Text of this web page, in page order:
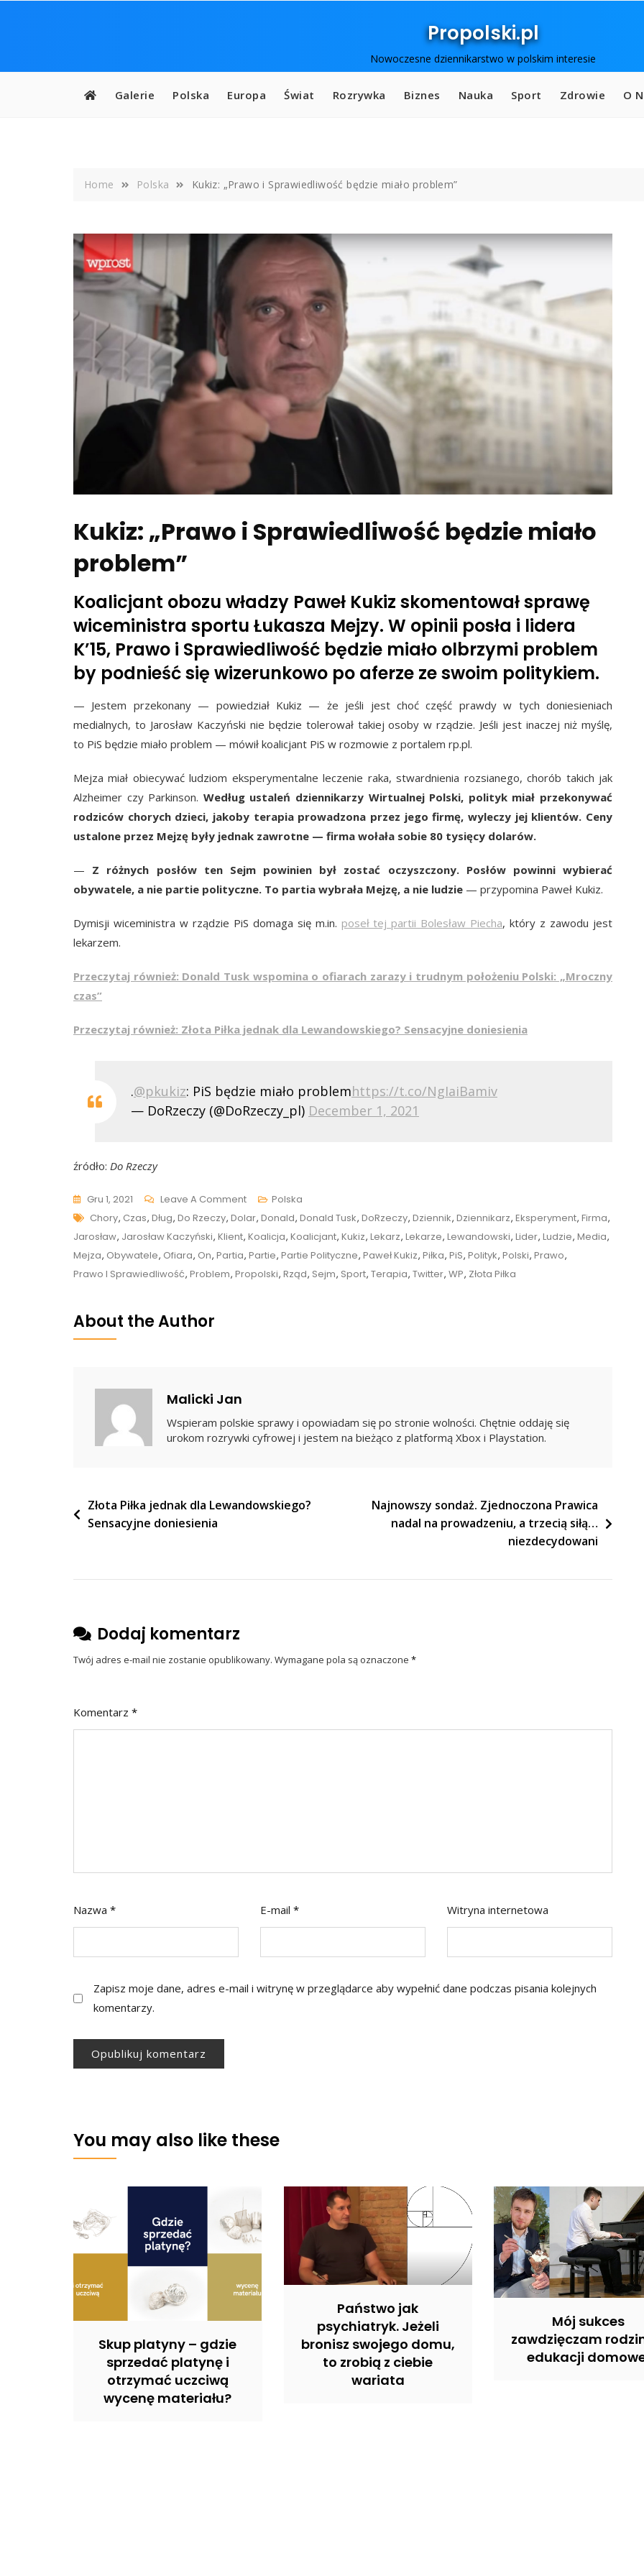
Propolski.pl
Nowoczesne dziennikarstwo w polskim interesie
Galerie Polska Europa Świat Rozrywka Biznes Nauka Sport Zdrowie O
Home Polska Kukiz: „Prawo i Sprawiedliwość będzie miało problem”
Kukiz: „Prawo i Sprawiedliwość będzie miało
problem”
Koalicjant obozu władzy Paweł Kukiz skomentował sprawę
wiceministra sportu Łukasza Mejzy. W opinii posła i lidera
K’15, Prawo i Sprawiedliwość będzie miało olbrzymi problem
by podnieść się wizerunkowo po aferze ze swoim politykiem.
— Jestem przekonany — powiedział Kukiz — że jeśli jest choć część prawdy w tych doniesieniach
medialnych, to Jarosław Kaczyński nie będzie tolerował takiej osoby w rządzie. Jeśli jest inaczej niż myślę,
to PiS będzie miało problem — mówił koalicjant PiS w rozmowie z portalem rp.pl.
Mejza miał obiecywać ludziom eksperymentalne leczenie raka, stwardnienia rozsianego, chorób takich jak
Alzheimer czy Parkinson. Według ustaleń dziennikarzy Wirtualnej Polski, polityk miał przekonywać
rodziców chorych dzieci, jakoby terapia prowadzona przez jego firmę, wyleczy jej klientów. Ceny
ustalone przez Mejzę były jednak zawrotne — firma wołała sobie 80 tysięcy dolarów.
— Z różnych posłów ten Sejm powinien był zostać oczyszczony. Posłów powinni wybierać
obywatele, a nie partie polityczne. To partia wybrała Mejzę, a nie ludzie — przypomina Paweł Kukiz.
Dymisji wiceministra w rządzie PiS domaga się m.in. poseł tej partii Bolesław Piecha, który z zawodu jest
lekarzem.
Przeczytaj również: Donald Tusk wspomina o ofiarach zarazy i trudnym położeniu Polski: „Mroczny
czas”
Przeczytaj również: Złota Piłka jednak dla Lewandowskiego? Sensacyjne doniesienia
.@pkukiz: PiS będzie miało problemhttps://t.co/NgIaiBamiv
— DoRzeczy (@DoRzeczy_pl) December 1, 2021
źródło: Do Rzeczy
Gru 1, 2021 Leave A CommentOn
Kukiz:
„Prawo
Sprawiedliwość
Polska
Tags
Chory, Czas, Dług, Do Rzeczy, Dolar, Donald, Donald Tusk, DoRzeczy, Dziennik, Dziennikarz, Eksperyment, Firma,
Jarosław, Jarosław Kaczyński, Klient, Koalicja, Koalicjant, Kukiz, Lekarz, Lekarze, Lewandowski, Lider, Ludzie, Media,
Mejza, Obywatele, Ofiara, On, Partia, Partie, Partie Polityczne, Paweł Kukiz, Piłka, PiS, Polityk, Polski, Prawo,
Prawo I Sprawiedliwość, Problem, Propolski, Rząd, Sejm, Sport, Terapia, Twitter, WP, Złota Piłka
About the Author
Malicki Jan
Wspieram polskie sprawy i opowiadam się po stronie wolności. Chętnie oddaję się
urokom rozrywki cyfrowej i jestem na bieżąco z platformą Xbox i Playstation.
Nawigacja
wpisu
Złota Piłka jednak dla Lewandowskiego?
Sensacyjne doniesienia
Najnowszy sondaż. Zjednoczona Prawica
nadal na prowadzeniu, a trzecią siłą…
niezdecydowani
Dodaj komentarz
Twój adres e-mail nie zostanie opublikowany. Wymagane pola są oznaczone *
Komentarz *
Nazwa * E-mail * Witryna internetowa
Zapisz moje dane, adres e-mail i witrynę w przeglądarce aby wypełnić dane podczas pisania kolejnych
komentarzy.
You may also like these
Skup platyny – gdzie
sprzedać platynę i
otrzymać uczciwą
wycenę materiału?
Państwo jak
psychiatryk. Jeżeli
bronisz swojego domu,
to zrobią z ciebie
wariata
Mój sukces
zawdzięczam
edukacji